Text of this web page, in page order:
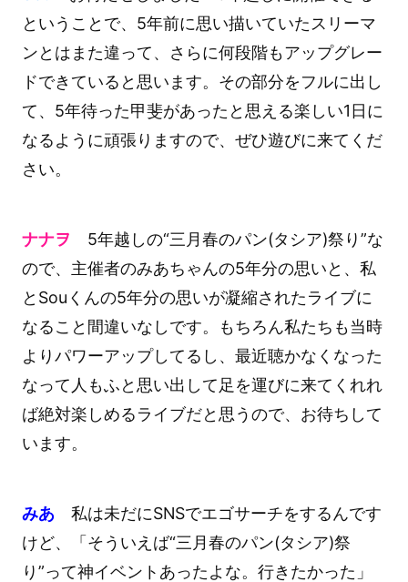
ということで、5年前に思い描いていたスリーマ
ンとはまた違って、さらに何段階もアップグレー
ドできていると思います。その部分をフルに出し
て、5年待った甲斐があったと思える楽しい1日に
なるように頑張りますので、ぜひ遊びに来てくだ
さい。
ナナヲ 5年越しの“三月春のパン(タシア)祭り”な
ので、主催者のみあちゃんの5年分の思いと、私
とSouくんの5年分の思いが凝縮されたライブに
なること間違いなしです。もちろん私たちも当時
よりパワーアップしてるし、最近聴かなくなった
なって人もふと思い出して足を運びに来てくれれ
ば絶対楽しめるライブだと思うので、お待ちして
います。
みあ 私は未だにSNSでエゴサーチをするんです
けど、「そういえば“三月春のパン(タシア)祭
り”って神イベントあったよな。行きたかった」